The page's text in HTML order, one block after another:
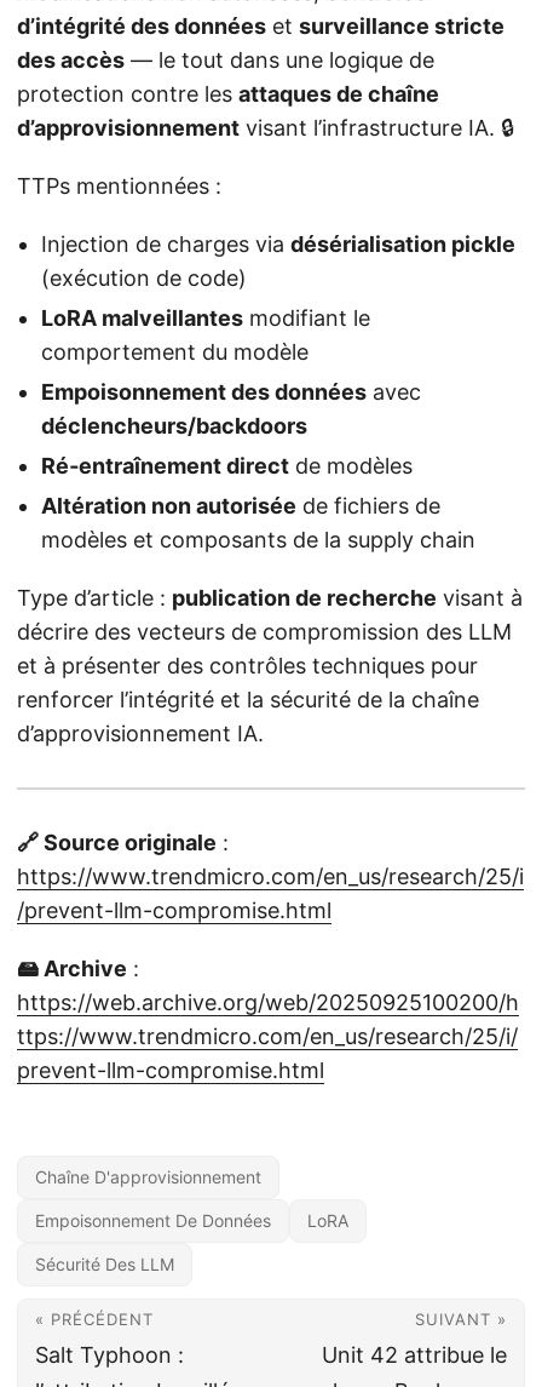
d’intégrité des données et surveillance stricte
des accès — le tout dans une logique de
protection contre les attaques de chaîne
d’approvisionnement visant l’infrastructure IA. 🔒
TTPs mentionnées :
Injection de charges via désérialisation pickle
(exécution de code)
LoRA malveillantes modifiant le
comportement du modèle
Empoisonnement des données avec
déclencheurs/backdoors
Ré‑entraînement direct de modèles
Altération non autorisée de fichiers de
modèles et composants de la supply chain
Type d’article : publication de recherche visant à
décrire des vecteurs de compromission des LLM
et à présenter des contrôles techniques pour
renforcer l’intégrité et la sécurité de la chaîne
d’approvisionnement IA.
🔗 Source originale :
https://www.trendmicro.com/en_us/research/25/i
/prevent-llm-compromise.html
🖴 Archive :
https://web.archive.org/web/20250925100200/h
ttps://www.trendmicro.com/en_us/research/25/i/
prevent-llm-compromise.html
Chaîne D'approvisionnement
Empoisonnement De Données LoRA
Sécurité Des LLM
« PRÉCÉDENT
Salt Typhoon :
SUIVANT »
Unit 42 attribue le